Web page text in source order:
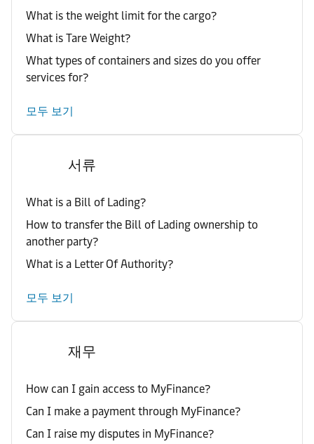
What is the weight limit for the cargo?
What is Tare Weight?
What types of containers and sizes do you offer
services for?
모두 보기
서류
What is a Bill of Lading?
How to transfer the Bill of Lading ownership to
another party?
What is a Letter Of Authority?
모두 보기
재무
How can I gain access to MyFinance?
Can I make a payment through MyFinance?
Can I raise my disputes in MyFinance?